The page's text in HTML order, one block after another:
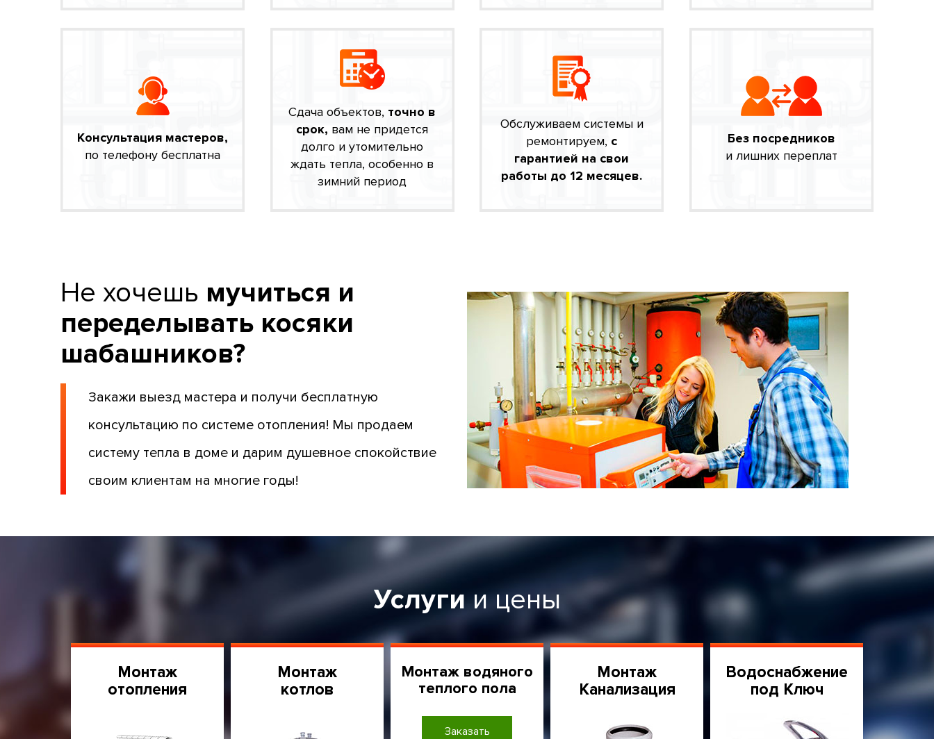
Консультация мастеров,
по телефону бесплатна
Сдача объектов, точно в
срок, вам не придется
долго и утомительно
ждать тепла, особенно в
зимний период
Обслуживаем системы и
ремонтируем, с
гарантией на свои
работы до 12 месяцев.
Без посредников
и лишних переплат
Не хочешь мучиться и
переделывать косяки
шабашников?
Закажи выезд мастера и получи бесплатную
консультацию по системе отопления! Мы продаем
систему тепла в доме и дарим душевное спокойствие
своим клиентам на многие годы!
Услугии цены
Монтаж
отопления
Монтаж
котлов
Монтаж водяного
теплого пола
Заказать
Монтаж
Канализация
Водоснабжение
под Ключ